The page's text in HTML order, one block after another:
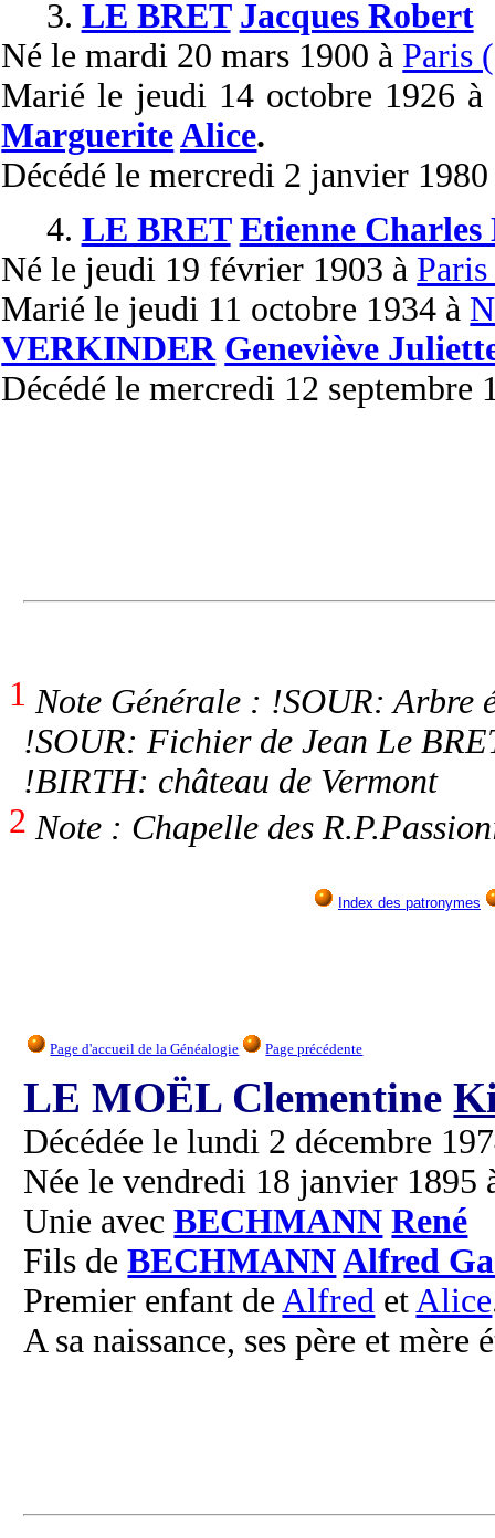
3. LE BRET Jacques Robert
Né le mardi 20 mars 1900 à Paris
Marié le jeudi 14 octobre 1926 à
MargueriteAlice.
Décédé le mercredi 2 janvier
4. LE BRET Etienne Charles
Né le jeudi 19 février 1903 à
Marié le jeudi 11 octobre 1934 à
VERKINDER Geneviève
Décédé le mercredi 12 septembre
1 Note Générale : !SOUR: Arbre
!SOUR: Fichier de Jean Le
!BIRTH: château de Vermont
2 Note : Chapelle des
Index des patronymes
Page d'accueil de la Généalogie Page précédente
LE MOËL Clementine
Décédée le lundi 2 décembre
Née le vendredi 18 janvier 1895
Unie avecBECHMANN René
Fils deBECHMANNAlfred
Premier enfant deAlfred etAlice
A sa naissance, ses père et mère